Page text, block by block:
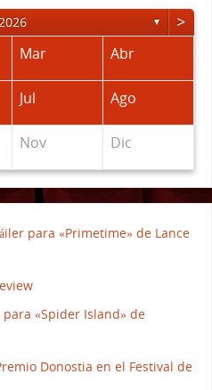
▼ >
Mar Abr
Jul Ago
Nov Dic
para «Primetime» de Lance
«Spider Island» de
Donostia en el Festival de